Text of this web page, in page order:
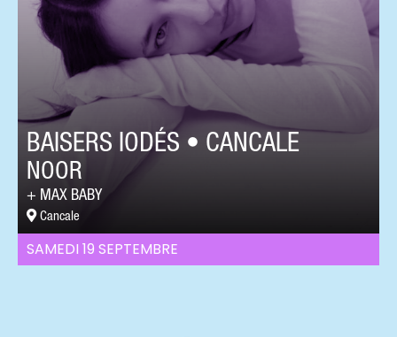
SAMEDI 19 SEPTEMBRE
BAISERS IODÉS • CANCALE
NOOR
MAX BABY
Cancale